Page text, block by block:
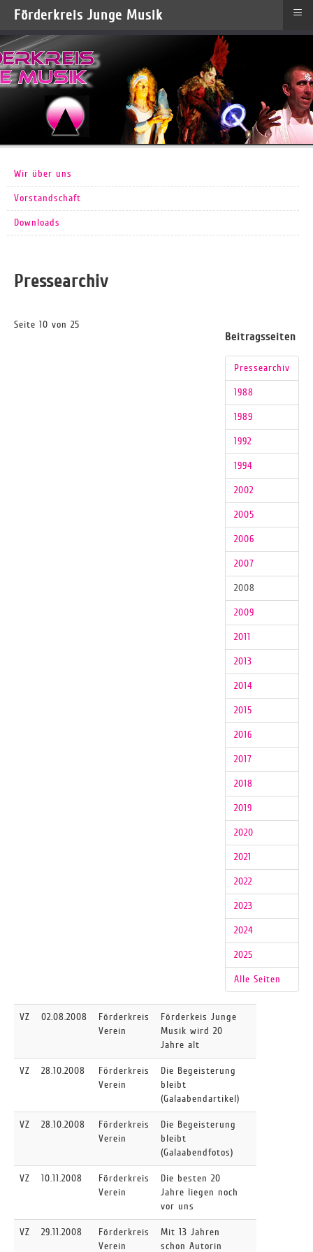
Wir über uns
Vorstandschaft
Downloads
Pressearchiv
Beitragsseiten
Pressearchiv
1988
1989
1992
1994
2002
2005
2006
2007
2008
2009
2011
2013
2014
2015
2016
2017
2018
2019
2020
2021
2022
2023
2024
2025
Alle Seiten
Seite 10 von 25
VZ 02.08.2008
Förderkreis
Verein
Förderkeis Junge
Musik wird 20
Jahre alt
VZ 28.10.2008
Förderkreis
Verein
Die Begeisterung
bleibt
(Galaabendartikel)
VZ 28.10.2008
Förderkreis
Verein
Die Begeisterung
bleibt
(Galaabendfotos)
VZ 10.11.2008
Förderkreis
Verein
Die besten 20
Jahre liegen noch
vor uns
VZ 29.11.2008
Förderkreis
Verein
Mit 13 Jahren
schon Autorin
Förderkreis Junge Musik ≡